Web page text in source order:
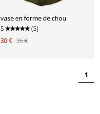
vase en forme de chou
5 (5)
30 € 35 €
1